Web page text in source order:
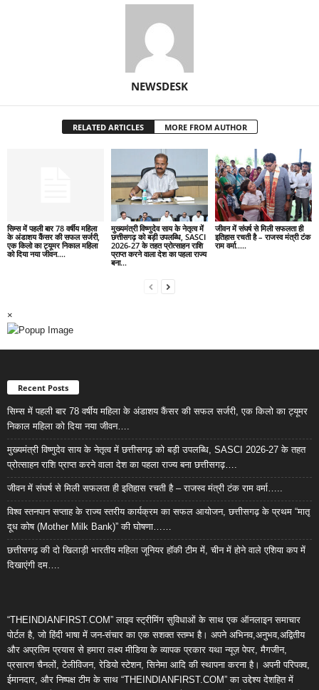
NEWSDESK
RELATED ARTICLES MORE FROM AUTHOR
सिम्स में पहली बार 78 वर्षीय महिला
के अंडाशय कैंसर की सफल सर्जरी,
एक किलो का ट्यूमर निकाल महिला
को दिया नया जीवन….
मुख्यमंत्री विष्णुदेव साय के नेतृत्व में
छत्तीसगढ़ को बड़ी उपलब्धि, SASCI
2026-27 के तहत प्रोत्साहन राशि
प्राप्त करने वाला देश का पहला राज्य
बना...
जीवन में संघर्ष से मिली सफलता ही
इतिहास रचती है – राजस्व मंत्री टंक
राम वर्मा…..
×
Recent Posts
सिम्स में पहली बार 78 वर्षीय महिला के अंडाशय कैंसर की सफल सर्जरी, एक किलो का ट्यूमर
निकाल महिला को दिया नया जीवन….
मुख्यमंत्री विष्णुदेव साय के नेतृत्व में छत्तीसगढ़ को बड़ी उपलब्धि, SASCI 2026-27 के तहत
प्रोत्साहन राशि प्राप्त करने वाला देश का पहला राज्य बना छत्तीसगढ़….
जीवन में संघर्ष से मिली सफलता ही इतिहास रचती है – राजस्व मंत्री टंक राम वर्मा…..
विश्व स्तनपान सप्ताह के राज्य स्तरीय कार्यक्रम का सफल आयोजन, छत्तीसगढ़ के प्रथम “मातृ
दूध कोष (Mother Milk Bank)” की घोषणा……
छत्तीसगढ़ की दो खिलाड़ी भारतीय महिला जूनियर हॉकी टीम में, चीन में होने वाले एशिया कप में
दिखाएंगी दम….
“THEINDIANFIRST.COM” लाइव स्ट्रीमिंग सुविधाओं के साथ एक ऑनलाइन समाचार
पोर्टल है, जो हिंदी भाषा में जन-संचार का एक सशक्त स्तम्भ है। अपने अभिनव,अनुभव,अद्वितीय
और अप्रतिम प्रयास से हमारा लक्ष्य मीडिया के व्यापक प्रकार यथा न्यूज़ पेपर, मैगजीन,
प्रसारण चैनलों, टेलीविजन, रेडियो स्टेशन, सिनेमा आदि की स्थापना करना है। अपनी परिपक्व,
ईमानदार, और निष्पक्ष टीम के साथ “THEINDIANFIRST.COM” का उद्देश्य देशहित में